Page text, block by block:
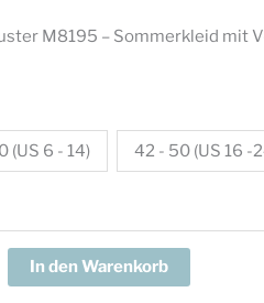
M8195 – Sommerkleid mit
(US 6 - 14) 42 - 50 (US 16 -
In den Warenkorb